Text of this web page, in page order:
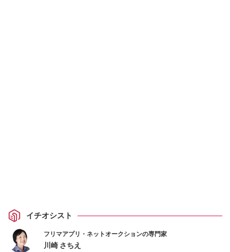
イチオシスト
フリマアプリ・ネットオークションの専門家
川崎 さちえ